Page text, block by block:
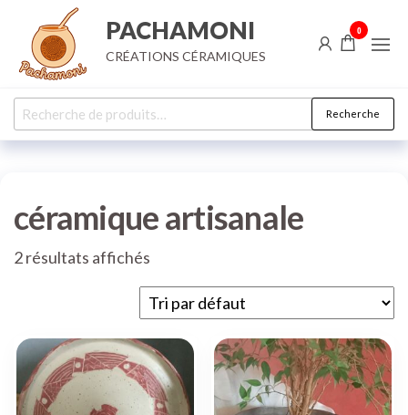
contenu
PACHAMONI
CRÉATIONS CÉRAMIQUES
0
Recherche
pour :
Recherche
céramique artisanale
2 résultats affichés